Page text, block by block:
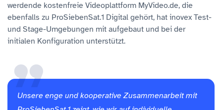
werdende kostenfreie Videoplattform MyVideo.de, die
ebenfalls zu ProSiebenSat.1 Digital gehört, hat inovex Test-
und Stage-Umgebungen mit aufgebaut und bei der
initialen Konfiguration unterstützt.
Unsere enge und kooperative Zusammenarbeit mit